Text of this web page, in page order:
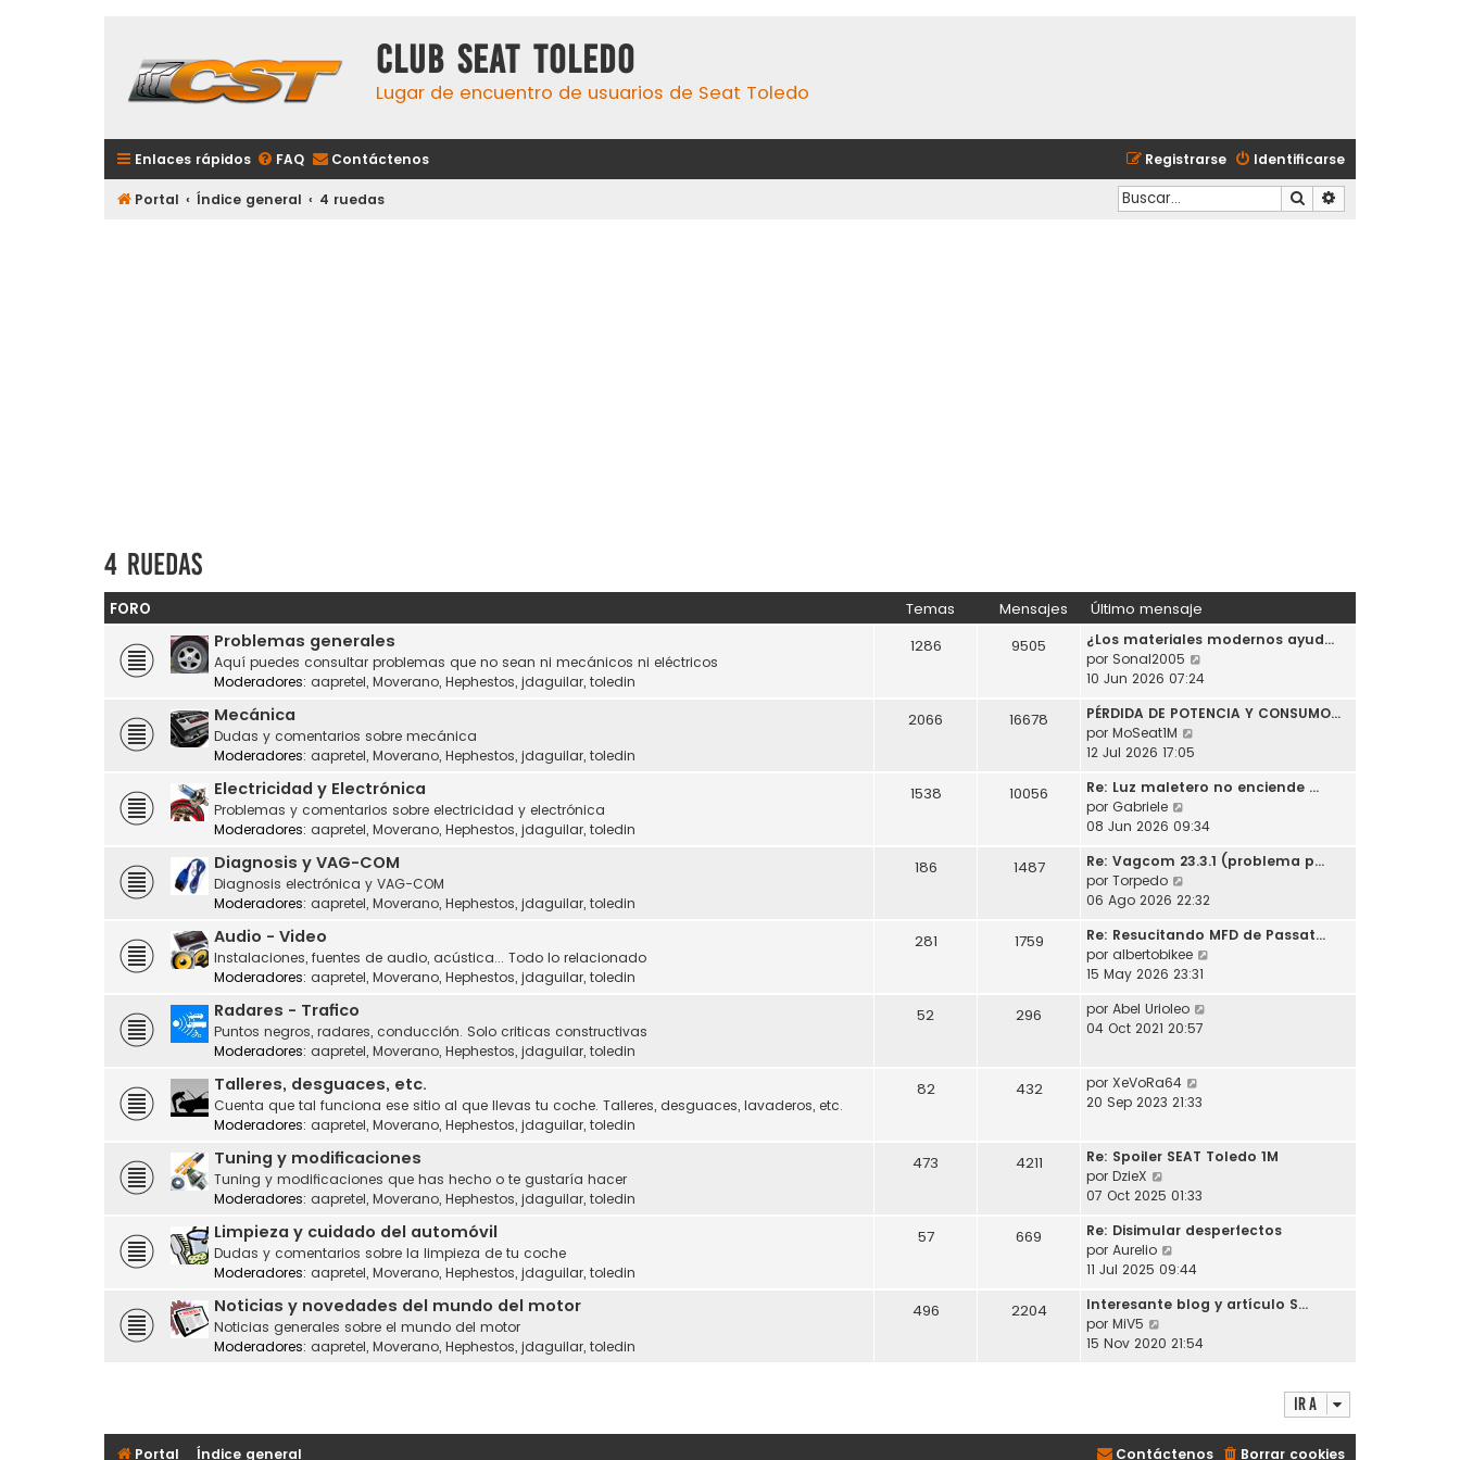
Club Seat Toledo
Lugar de encuentro de usuarios de Seat Toledo
Enlaces rápidos FAQ Contáctenos Identificarse
Registrarse
Portal Índice general 4 ruedas Buscar
4 ruedas
FORO Temas Mensajes Último mensaje
Problemas generales
Aquí puedes consultar problemas que no sean ni mecánicos ni eléctricos
Moderadores: aapretel, Moverano, Hephestos, jdaguilar, toledin
1286 9505
¿Los materiales modernos ayud…
por Sonal2005
e
ú
m
m
e
s
j
e
10 Jun 2026 07:24
Mecánica
Dudas y comentarios sobre mecánica
Moderadores: aapretel, Moverano, Hephestos, jdaguilar, toledin
2066 16678
PÉRDIDA DE POTENCIA Y CONSUMO…
por MoSeat1M
ú
t
m
m
n
s
j
e
12 Jul 2026 17:05
Electricidad y Electrónica
Problemas y comentarios sobre electricidad y electrónica
Moderadores: aapretel, Moverano, Hephestos, jdaguilar, toledin
1538 10056
Re: Luz maletero no enciende …
por Gabriele
e
ú
t
m
o
m
n
j
e
08 Jun 2026 09:34
Diagnosis y VAG-COM
Diagnosis electrónica y VAG-COM
Moderadores: aapretel, Moverano, Hephestos, jdaguilar, toledin
186 1487
Re: Vagcom 23.3.1 (problema p…
por Torpedo
e
ú
l
t
m
o
e
n
j
06 Ago 2026 22:32
Audio - Video
Instalaciones, fuentes de audio, acústica... Todo lo relacionado
Moderadores: aapretel, Moverano, Hephestos, jdaguilar, toledin
281 1759
Re: Resucitando MFD de Passat…
por albertobikee
e
j
15 May 2026 23:31
Radares - Trafico
Puntos negros, radares, conducción. Solo criticas constructivas
Moderadores: aapretel, Moverano, Hephestos, jdaguilar, toledin
52 296 por Abel Urioleo
o
s
e
04 Oct 2021 20:57
Talleres, desguaces, etc.
Cuenta que tal funciona ese sitio al que llevas tu coche. Talleres, desguaces, lavaderos, etc.
Moderadores: aapretel, Moverano, Hephestos, jdaguilar, toledin
82 432 por XeVoRa64
e
l
i
o
s
a
20 Sep 2023 21:33
Tuning y modificaciones
Tuning y modificaciones que has hecho o te gustaría hacer
Moderadores: aapretel, Moverano, Hephestos, jdaguilar, toledin
473 4211
Re: Spoiler SEAT Toledo 1M
por DzieX
e
ú
l
t
m
m
j
07 Oct 2025 01:33
Limpieza y cuidado del automóvil
Dudas y comentarios sobre la limpieza de tu coche
Moderadores: aapretel, Moverano, Hephestos, jdaguilar, toledin
57 669
Re: Disimular desperfectos
por Aurelio
e
ú
t
11 Jul 2025 09:44
Noticias y novedades del mundo del motor
Noticias generales sobre el mundo del motor
Moderadores: aapretel, Moverano, Hephestos, jdaguilar, toledin
496 2204
Interesante blog y artículo S…
por MiV5
e
i
15 Nov 2020 21:54
Ir a
Portal Índice general Borrar cookies
Contáctenos